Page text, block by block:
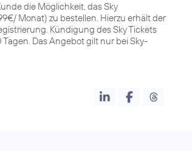
die Möglichkeit, das Sky
Monat) zu bestellen. Hierzu erhält der
Kündigung des Sky Tickets
Das Angebot gilt nur bei Sky-